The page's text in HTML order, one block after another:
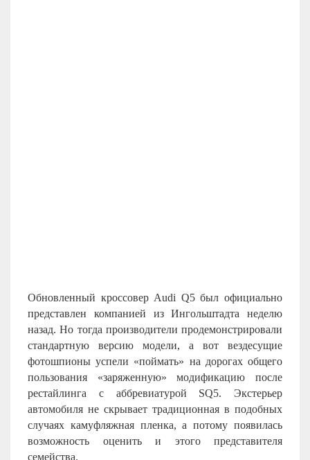
Обновленный кроссовер Audi Q5 был официально
представлен компанией из Ингольштадта неделю
назад. Но тогда производители продемонстрировали
стандартную версию модели, а вот вездесущие
фотошпионы успели «поймать» на дорогах общего
пользования «заряженную» модификацию после
рестайлинга с аббревиатурой SQ5. Экстерьер
автомобиля не скрывает традиционная в подобных
случаях камуфляжная пленка, а потому появилась
возможность оценить и этого представителя
семейства.